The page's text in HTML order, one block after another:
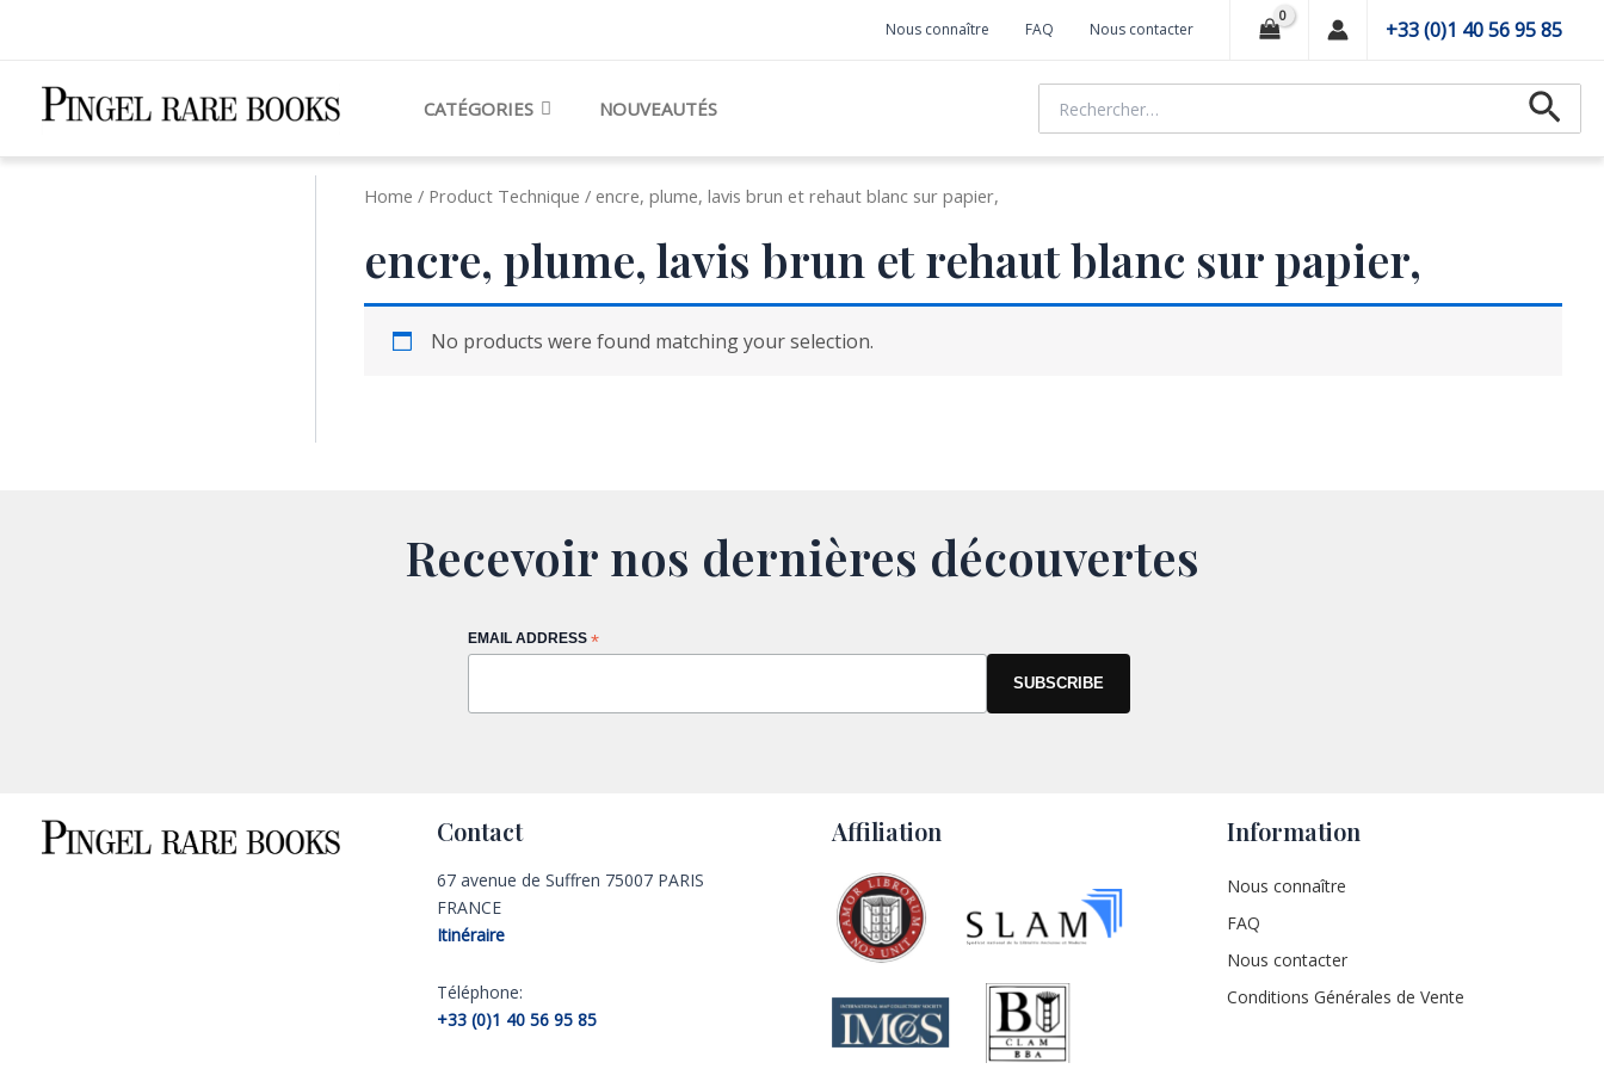
Nous connaître FAQ Nous contacter +33 (0)1 40 56 95 85
CATÉGORIES NOUVEAUTÉS
Home / Product Technique / encre, plume, lavis brun et rehaut blanc sur papier,
encre, plume, lavis brun et rehaut blanc sur papier,
No products were found matching your selection.
Recevoir nos dernières découvertes
EMAIL ADDRESS *
Contact
67 avenue de Suffren 75007 PARIS
FRANCE
Itinéraire
Téléphone:
+33 (0)1 40 56 95 85
Affiliation Information
Nous connaître
FAQ
Nous contacter
Conditions Générales de Vente